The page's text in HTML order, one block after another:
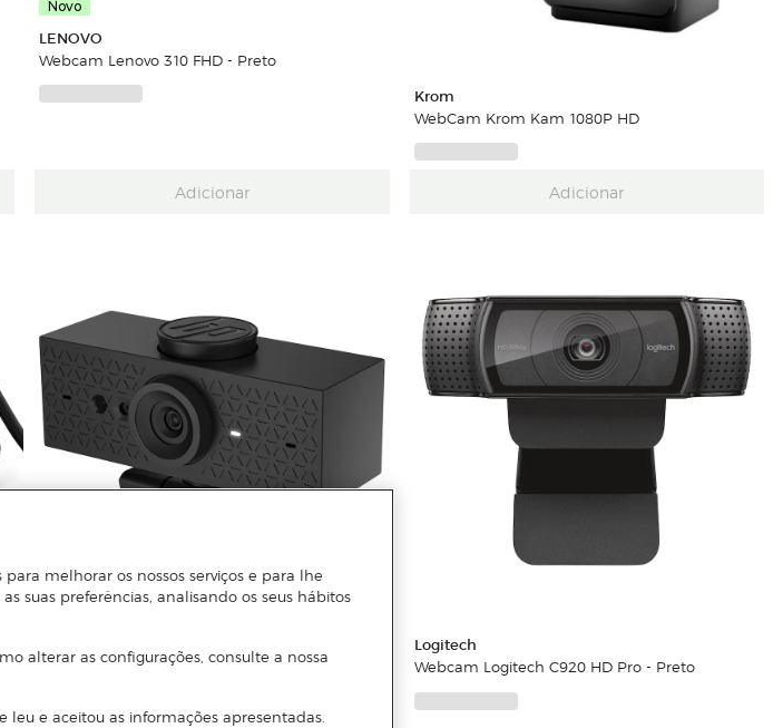
Novo
LENOVO
Webcam Lenovo 310 FHD - Preto
Adicionar
Krom
WebCam Krom Kam 1080P HD
Adicionar
Webcam HP 620 Full HD
Logitech
Webcam Logitech C920 HD Pro - Preto
melhorar os nossos serviços e para lhe
suas preferências, analisando os seus hábitos
alterar as configurações, consulte a nossa
e aceitou as informações apresentadas.